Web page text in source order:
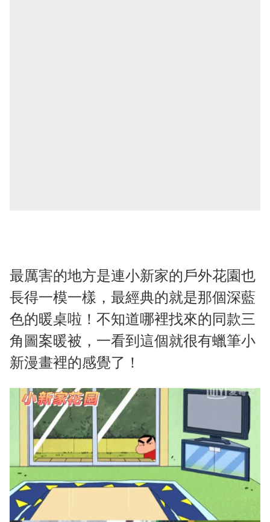
最厲害的地方是連小新家的戶外花園也
長得一模一樣，最經典的就是那個深藍
色的暖桌啦！不知道哪裡找來的同款三
角圖案暖被，一看到這個就很有蠟筆小
新漫畫裡的感覺了！